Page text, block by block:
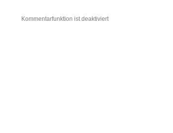
Kommentarfunktion ist deaktiviert